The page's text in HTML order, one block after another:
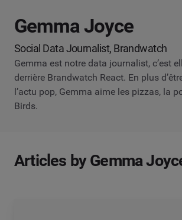
Gemma Joyce
Social Data Journalist, Brandwatch
Gemma est notre data journalist, c’est
derrière Brandwatch React. En plus
l’actu pop, Gemma aime les pizzas, la
Birds.
Articles by Gemma